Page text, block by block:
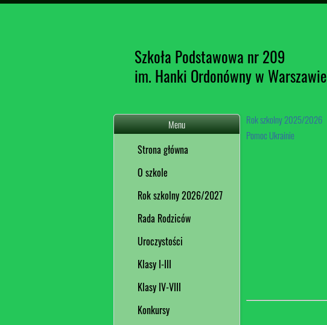
Szkoła Podstawowa nr 209
im. Hanki Ordonówny w Warszawie
Menu
Strona główna
O szkole
Rok szkolny 2026/2027
Rada Rodziców
Uroczystości
Klasy I-III
Klasy IV-VIII
Konkursy
Rok szkolny 2025/2026
Pomoc Ukrainie